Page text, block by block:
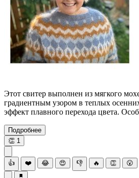
Этот свитер выполнен из мягкого
градиентным узором в теплых
эффект плавного перехода цвета.
Подробнее
👏 1
👍 ❤️ 😂 😍 👎 🔥 👏 😮